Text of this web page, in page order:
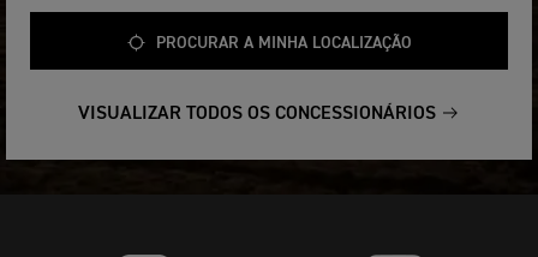
PROCURAR A MINHA LOCALIZAÇÃO
VISUALIZAR TODOS OS CONCESSIONÁRIOS